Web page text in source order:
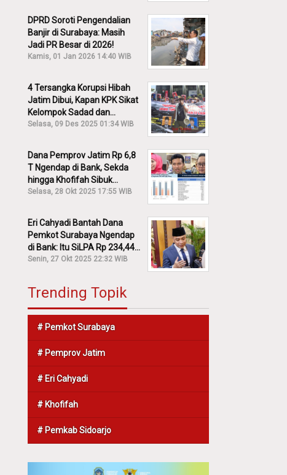
DPRD Soroti Pengendalian
Banjir di Surabaya: Masih
Jadi PR Besar di 2026!
Kamis, 01 Jan 2026 14:40 WIB
4 Tersangka Korupsi Hibah
Jatim Dibui, Kapan KPK Sikat
Kelompok Sadad dan
Iskandar?
Selasa, 09 Des 2025 01:34 WIB
Dana Pemprov Jatim Rp 6,8
T Ngendap di Bank, Sekda
hingga Khofifah Sibuk
Membantah!
Selasa, 28 Okt 2025 17:55 WIB
Eri Cahyadi Bantah Dana
Pemkot Surabaya Ngendap
di Bank: Itu SiLPA Rp 234,44
M!
Senin, 27 Okt 2025 22:32 WIB
Trending Topik
# Pemkot Surabaya
# Pemprov Jatim
# Eri Cahyadi
# Khofifah
# Pemkab Sidoarjo